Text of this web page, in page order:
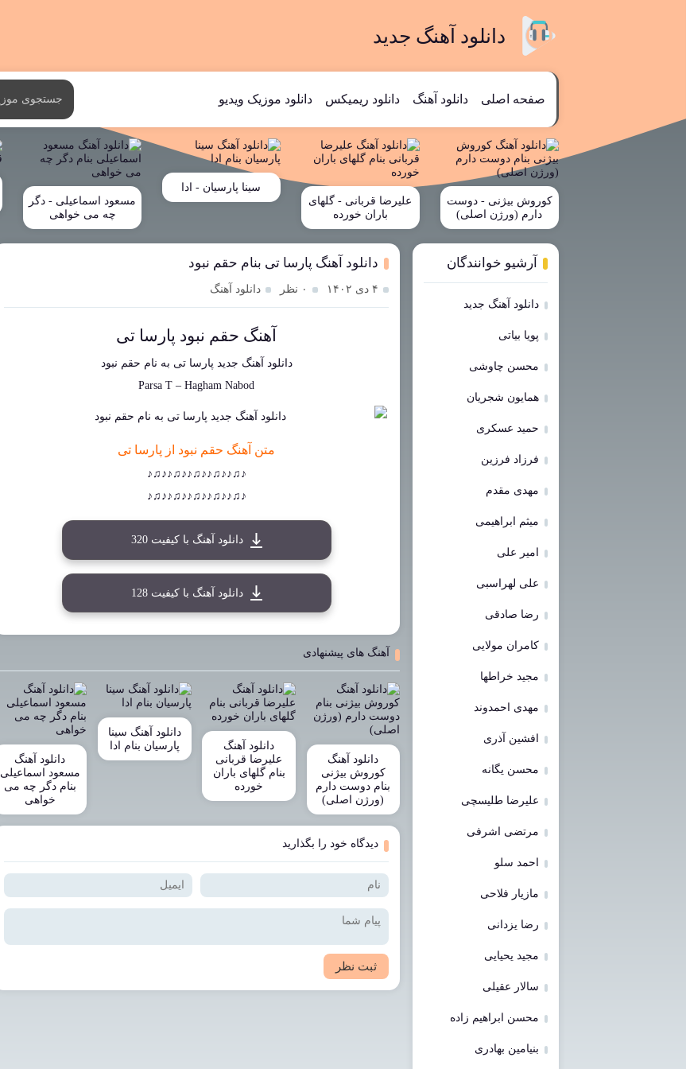
دانلود آهنگ جدید
صفحه اصلی دانلود آهنگ دانلود ریمیکس دانلود موزیک ویدیو
کوروش بیژنی - دوست
دارم (ورژن اصلی)
علیرضا قربانی - گلهای
باران خورده
سینا پارسیان - ادا
مسعود اسماعیلی - دگر
چه می خواهی
دانلود آهنگ پارسا تی بنام حقم نبود
۴ دی ۱۴۰۲ ۰ نظر دانلود آهنگ
آهنگ حقم نبود پارسا تی
دانلود آهنگ جدید پارسا تی به نام حقم نبود
Parsa T –Hagham Nabod
متن آهنگ حقم نبود از پارسا تی
♪♫♪♪♫♪♪♫♪♪♫♪♪♫♪
♪♫♪♪♫♪♪♫♪♪♫♪♪♫♪
دانلود آهنگ با کیفیت 320
دانلود آهنگ با کیفیت 128
آهنگ های پیشنهادی
دانلود آهنگ
کوروش بیژنی
بنام دوست دارم
(ورژن اصلی)
دانلود آهنگ
علیرضا قربانی
بنام گلهای باران
خورده
دانلود آهنگ سینا
پارسیان بنام ادا
دانلود آهنگ
مسعود اسماعیلی
بنام دگر چه می
خواهی
دیدگاه خود را بگذارید
ثبت نظر
آرشیو خوانندگان
دانلود آهنگ جدید
پویا بیاتی
محسن چاوشی
همایون شجریان
حمید عسکری
فرزاد فرزین
مهدی مقدم
میثم ابراهیمی
امیر علی
علی لهراسبی
رضا صادقی
کامران مولایی
مجید خراطها
مهدی احمدوند
افشین آذری
محسن یگانه
علیرضا طلیسچی
مرتضی اشرفی
احمد سلو
مازیار فلاحی
رضا یزدانی
مجید یحیایی
سالار عقیلی
محسن ابراهیم زاده
بنیامین بهادری